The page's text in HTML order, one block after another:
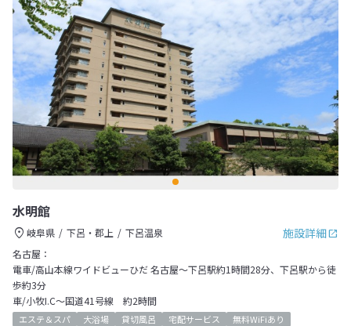
水明館
施設詳細
岐阜県 下呂・郡上
下呂温泉
名古屋：
電車/高山本線ワイドビューひだ 名古屋～下呂駅約1時間28分、下呂駅から徒
歩約3分
車/小牧I.C～国道41号線 約2時間
エステ＆スパ 大浴場 貸切風呂 宅配サービス
無料WiFiあり